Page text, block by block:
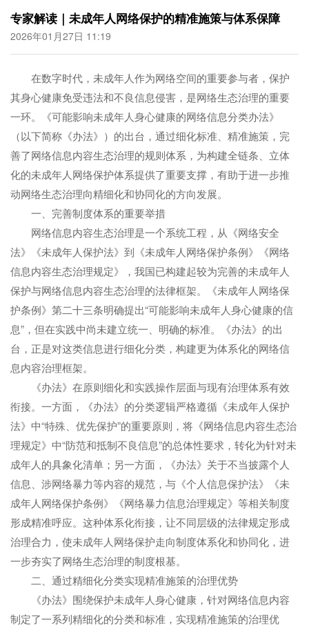
专家解读｜未成年人网络保护的精准施策与体系保障
2026年01月27日 11:19
在数字时代，未成年人作为网络空间的重要参与者，保护
其身心健康免受违法和不良信息侵害，是网络生态治理的重要
一环。《可能影响未成年人身心健康的网络信息分类办法》
（以下简称《办法》）的出台，通过细化标准、精准施策，完
善了网络信息内容生态治理的规则体系，为构建全链条、立体
化的未成年人网络保护体系提供了重要支撑，有助于进一步推
动网络生态治理向精细化和协同化的方向发展。
一、完善制度体系的重要举措
网络信息内容生态治理是一个系统工程，从《网络安全
法》《未成年人保护法》到《未成年人网络保护条例》《网络
信息内容生态治理规定》，我国已构建起较为完善的未成年人
保护与网络信息内容生态治理的法律框架。《未成年人网络保
护条例》第二十三条明确提出“可能影响未成年人身心健康的信
息”，但在实践中尚未建立统一、明确的标准。《办法》的出
台，正是对这类信息进行细化分类，构建更为体系化的网络信
息内容治理框架。
《办法》在原则细化和实践操作层面与现有治理体系有效
衔接。一方面，《办法》的分类逻辑严格遵循《未成年人保护
法》中“特殊、优先保护”的重要原则，将《网络信息内容生态治
理规定》中“防范和抵制不良信息”的总体性要求，转化为针对未
成年人的具象化清单；另一方面，《办法》关于不当披露个人
信息、涉网络暴力等内容的规范，与《个人信息保护法》《未
成年人网络保护条例》《网络暴力信息治理规定》等相关制度
形成精准呼应。这种体系化衔接，让不同层级的法律规定形成
治理合力，使未成年人网络保护走向制度体系化和协同化，进
一步夯实了网络生态治理的制度根基。
二、通过精细化分类实现精准施策的治理优势
《办法》围绕保护未成年人身心健康，针对网络信息内容
制定了一系列精细化的分类和标准，实现精准施策的治理优